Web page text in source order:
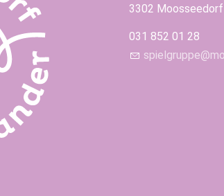
3302 Moosseedorf
031 852 01 28